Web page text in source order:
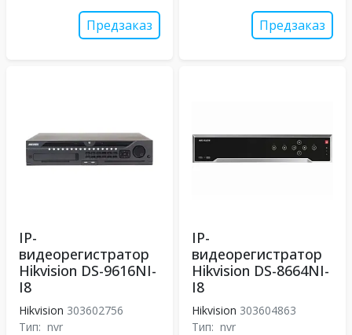
Предзаказ Предзаказ
IP-
видеорегистратор
Hikvision DS-9616NI-
I8
Hikvision 303602756
Тип: nvr
IP-
видеорегистратор
Hikvision DS-8664NI-
I8
Hikvision 303604863
Тип: nvr